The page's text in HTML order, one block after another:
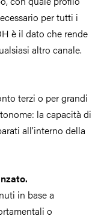
per tutti i
è il dato che rende
altro canale.
terzi o per grandi
la capacità di
all’interno della
in base a
o